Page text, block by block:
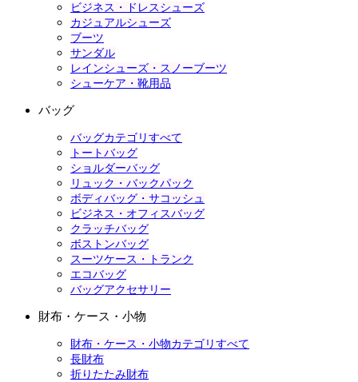
ビジネス・ドレスシューズ
カジュアルシューズ
ブーツ
サンダル
レインシューズ・スノーブーツ
シューケア・靴用品
バッグ
バッグカテゴリすべて
トートバッグ
ショルダーバッグ
リュック・バックパック
ボディバッグ・サコッシュ
ビジネス・オフィスバッグ
クラッチバッグ
ボストンバッグ
スーツケース・トランク
エコバッグ
バッグアクセサリー
財布・ケース・小物
財布・ケース・小物カテゴリすべて
長財布
折りたたみ財布